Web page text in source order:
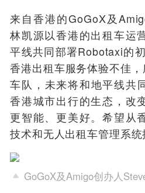
来自香港的GoGoX及
林凯源以香港的出租车运
平线共同部署Robotaxi的
香港出租车服务体验不佳
车队，未来将和地平线共
香港城市出行的生态，改
更智能、更美好。希望从
技术和无人出租车管理系统
GoGoX及Amigo创办人